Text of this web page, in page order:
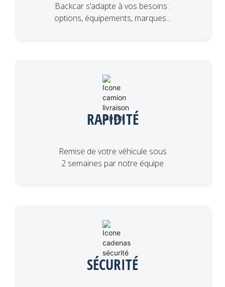
Backcar s’adapte à vos besoins :
options, équipements, marques...
RAPIDITÉ
Remise de votre véhicule sous
2 semaines par notre équipe
SÉCURITÉ